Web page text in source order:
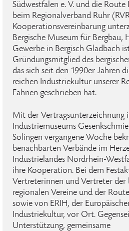
Südwestfalen e. V. und die
beim Regionalverband Ruhr
Kooperationsvereinbarung
Bergische Museum für Bergbau,
Gewerbe in Bergisch Gladbach
Gründungsmitglied des
das sich seit den 1990er Jahren
reichen Industriekultur unserer
Fahnen geschrieben hat.
Mit der Vertragsunterzeichnung
Industriemuseums
Solingen vergangene Woche
benachbarten Verbände im
Industrielandes Nordrhein-
ihre Kooperation. Bei dem
Vertreterinnen und Vertreter der
regionalen Vereine und der
sowie von ERIH, der
Industriekultur, vor Ort.
Unterstützung, gemeinsame